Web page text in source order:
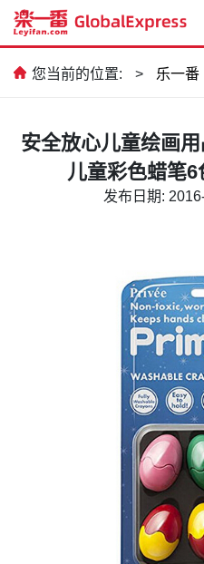
您当前的位置: > 乐一番
安全放心儿童绘画
儿童彩色蜡笔
发布日期: